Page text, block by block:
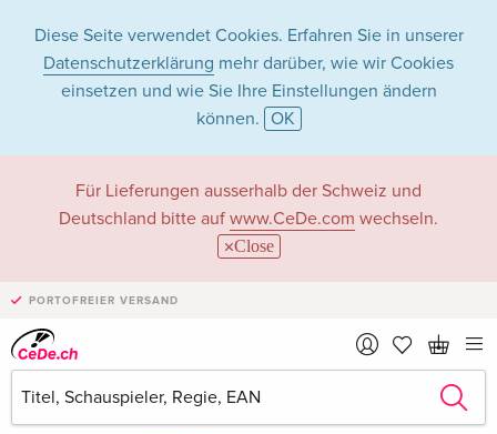
Diese Seite verwendet Cookies. Erfahren Sie in unserer
Datenschutzerklärung mehr darüber, wie wir Cookies
einsetzen und wie Sie Ihre Einstellungen ändern
können. OK
Für Lieferungen ausserhalb der Schweiz und
Deutschland bitte auf www.CeDe.com wechseln.
Close
PORTOFREIER VERSAND
›